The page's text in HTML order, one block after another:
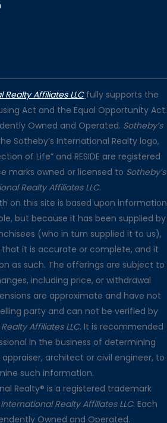
Realty Affiliates LLC fully supports the
Act and the Equal Opportunity Act.
Owned and Operated. Sotheby’s
Sotheby’s International Realty logo,
of Life” and RESIDE are registered
marks owned or licensed to Sotheby’s
Realty Affiliates LLC.
on this site is based upon information
but because it has been supplied by
(who in turn supplied it to us),
it is accurate or complete, and it
as such. The offerings are subject to
including price, or withdrawal
are approximate and have not
party and can not be verified by
Affiliates LLC. It is recommended
in the business of determining
architect or civil engineer, to
such information.
Realty® is a registered trademark
International Realty Affiliates LLC. Each
Owned and Operated.